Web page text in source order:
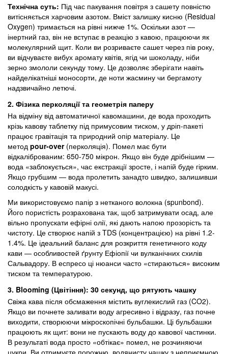
Технічна суть: Під час пакування повітря з сашету повністю
витісняється харчовим азотом. Вміст залишку кисню (Residual
Oxygen) тримається на рівні нижче 1%. Оскільки азот —
інертний газ, він не вступає в реакцію з кавою, працюючи як
молекулярний щит. Коли ви розриваєте сашет через пів року,
ви відчуваєте вибух аромату квітів, ягід чи шоколаду, ніби
зерно змололи секунду тому. Це дозволяє зберігати навіть
найделікатніші моносорти, де ноти жасмину чи бергамоту
надзвичайно летючі.
2. Фізика перколяції та геометрія паперу
На відміну від автоматичної кавомашини, де вода проходить
крізь кавову таблетку під примусовим тиском, у дріп-пакеті
працює гравітація та природний опір матеріалу. Це
метод pour-over(перколяція). Помел має бути
відкаліброваним: 650-750 мікрон. Якщо він буде дрібнішим —
вода «заблокується», час екстракції зросте, і напій буде гірким.
Якщо грубшим — вода пролетить занадто швидко, залишивши
солодкість у кавовій макусі.
Ми використовуємо папір з нетканого волокна (spunbond).
Його пористість розрахована так, щоб затримувати осад, але
вільно пропускати ефірні олії, які дають напою прозорість та
чистоту. Це створює напій з TDS (концентрацією) на рівні 1.2-
1.4%. Це ідеальний баланс для розкриття генетичного коду
кави — особливостей ґрунту Ефіопії чи вулканічних схилів
Сальвадору. В еспресо ці нюанси часто «стираються» високим
тиском та температурою.
3. Blooming (Цвітіння): 30 секунд, що рятують чашку
Свіжа кава після обсмаження містить вуглекислий газ (CO2).
Якщо ви почнете заливати воду агресивно і відразу, газ почне
виходити, створюючи мікроскопічні бульбашки. Ці бульбашки
працюють як щит: вони не пускають воду до кавової частинки.
В результаті вода просто «обтікає» помел, не розчиняючи
цукри. Ви отримуєте порожню, водянисту чашку з неприємною